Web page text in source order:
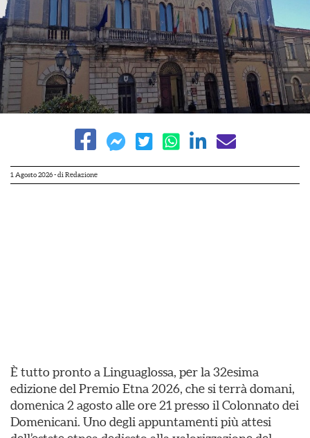
1 Agosto 2026- di Redazione
È tutto pronto a Linguaglossa, per la 32esima
edizione del Premio Etna 2026, che si terrà domani,
domenica 2 agosto alle ore 21 presso il Colonnato dei
Domenicani. Uno degli appuntamenti più attesi